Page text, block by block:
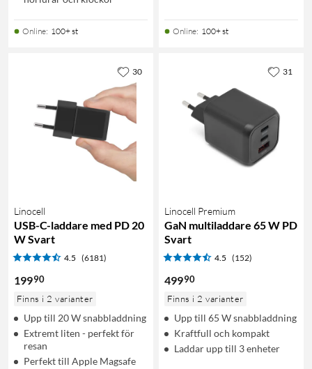
Online: 100+ st Online: 100+ st
Linocell
USB-C-laddare med PD 20
W Svart
4.5 (6181)
19990
Finns i 2 varianter
Upp till 20 W snabbladdning
Extremt liten - perfekt för
resan
Perfekt till Apple Magsafe
30
Linocell Premium
GaN multiladdare 65 W PD
Svart
4.5 (152)
49990
Finns i 2 varianter
Upp till 65 W snabbladdning
Kraftfull och kompakt
Laddar upp till 3 enheter
31